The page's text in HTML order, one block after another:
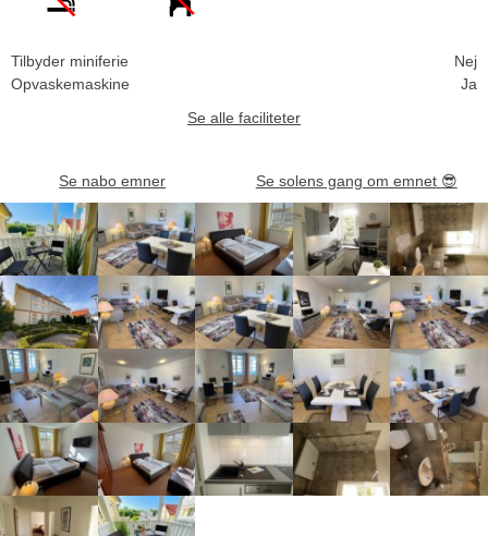
Tilbyder miniferie
Nej
Opvaskemaskine
Ja
Se alle faciliteter
Se nabo emner Se solens gang om emnet 😎